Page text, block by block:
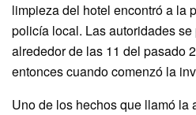
limpieza del hotel encontró a la
policía local. Las autoridades
alrededor de las 11 del pasado
entonces cuando comenzó la
Uno de los hechos que llamó la